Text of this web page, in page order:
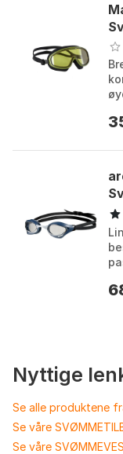
Nyttige
Se alle produktene
Se våre
Se våre